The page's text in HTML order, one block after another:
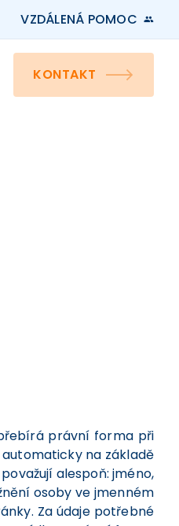
VZDÁLENÁ POMOC
KONTAKT
právní forma při
automaticky na základě
alespoň: jméno,
osoby ve jmenném
Za údaje potřebné